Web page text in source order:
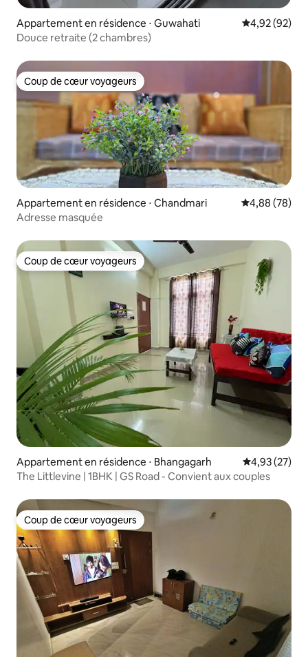
Appartement en résidence ⋅ Guwahati Évaluation
4,92 (92)
Douce retraite (2 chambres)
Coup de cœur voyageurs
Coup de cœur voyageurs
Appartement en résidence ⋅ Chandmari Évaluation
4,88 (78)
Adresse masquée
Coup de cœur voyageurs
Coup de cœur voyageurs
Appartement en résidence ⋅ Bhangagarh Évaluation
4,93 (27)
The Littlevine | 1BHK | GS Road - Convient aux couples
Coup de cœur voyageurs
Coup de cœur voyageurs